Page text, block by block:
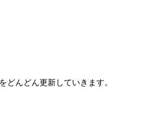
どんどん更新していきます。